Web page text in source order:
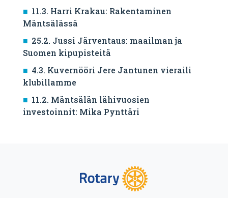
11.3. Harri Krakau: Rakentaminen
Mäntsälässä
25.2. Jussi Järventaus: maailman ja
Suomen kipupisteitä
4.3. Kuvernööri Jere Jantunen vieraili
klubillamme
11.2. Mäntsälän lähivuosien
investoinnit: Mika Pynttäri